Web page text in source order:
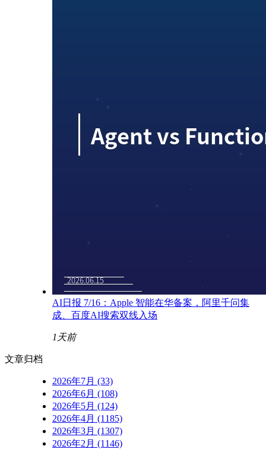
AI日报 7/16：Apple 智能在华备案，阿里千问集
成、百度AI搜索双线入场
1天前
文章归档
2026年7月 (33)
2026年6月 (108)
2026年5月 (124)
2026年4月 (1185)
2026年3月 (1307)
2026年2月 (1146)